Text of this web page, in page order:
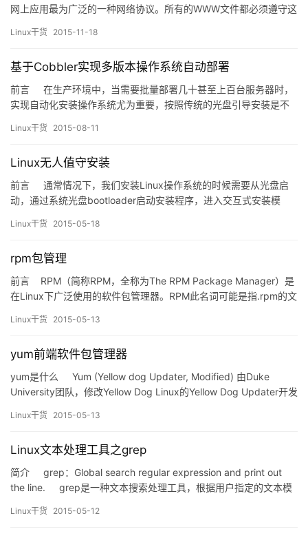
网上应用最为广泛的一种网络协议。所有的WWW文件都必须遵守这
面的方法。1960年美国人Ted Nelson构思了一种通过计算机处理文
Linux干货 2015-11-18
基于Cobbler实现多版本操作系统自动部署
前言 在生产环境中，当需要批量部署几十甚至上百台服务器时，
实现自动化安装操作系统尤为重要，按照传统的光盘引导安装是不
只能实现单一版本安装，当需要部署不同版本或不同引导模式
Linux干货 2015-08-11
Linux无人值守安装
前言 通常情况下，我们安装Linux操作系统的时候需要从光盘启
动，通过系统光盘bootloader启动安装程序，进入交互式安装模
完毕后重启结束安装。在生产环境中，成百上千台服务器需要安装
本文主要介…
Linux干货 2015-05-18
rpm包管理
前言 RPM（简称RPM，全称为The RPM Package Manager）是
在Linux下广泛使用的软件包管理器。RPM此名词可能是指.rpm的文
Package Manager)。最早由Red Hat研制，现在也由开源社区开
Linux干货 2015-05-13
yum前端软件包管理器
yum是什么 Yum (Yellow dog Updater, Modified) 由Duke
University团队，修改Yellow Dog Linux的Yellow Dog Updater开发
定的服务器自动下载…
Linux干货 2015-05-13
Linux文本处理工具之grep
简介 grep：Global search regular expression and print out
the line. grep是一种文本搜索处理工具，根据用户指定的文本模
Linux干货 2015-05-12